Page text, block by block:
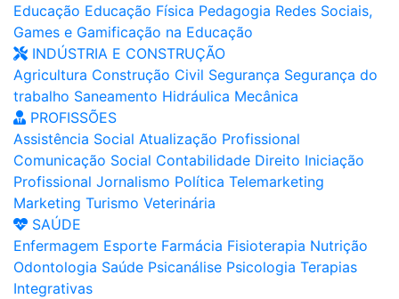
Educação Educação Física Pedagogia Redes Sociais,
Games e Gamificação na Educação
INDÚSTRIA E CONSTRUÇÃO
Agricultura Construção Civil Segurança Segurança do
trabalho Saneamento Hidráulica Mecânica
PROFISSÕES
Assistência Social Atualização Profissional
Comunicação Social Contabilidade Direito Iniciação
Profissional Jornalismo Política Telemarketing
Marketing Turismo Veterinária
SAÚDE
Enfermagem Esporte Farmácia Fisioterapia Nutrição
Odontologia Saúde Psicanálise Psicologia Terapias
Integrativas